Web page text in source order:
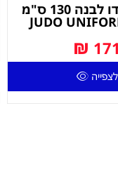
חליפת ג'ודו לבנה 130 ס"מ
JUDO
171
₪
לצפייה